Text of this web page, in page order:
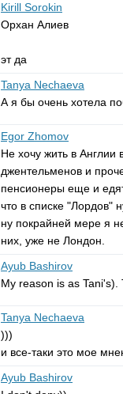
Kirill Sorokin
Орхан Алиев
эт да
Tanya Nechaeva
А я бы очень хотела
Egor Zhomov
Не хочу жить в Англии
джентельменов и
пенсионеры еще и
что в списке "Лордов"
ну покрайней мере я
них, уже не Лондон.
Ayub Bashirov
My reason is as Tani's).
Tanya Nechaeva
)))
и все-таки это мое
Ayub Bashirov